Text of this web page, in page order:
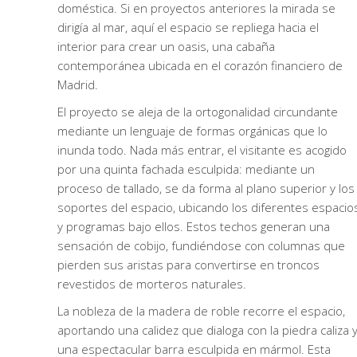
doméstica. Si en proyectos anteriores la mirada se
dirigía al mar, aquí el espacio se repliega hacia el
interior para crear un oasis, una cabaña
contemporánea ubicada en el corazón financiero de
Madrid.
El proyecto se aleja de la ortogonalidad circundante
mediante un lenguaje de formas orgánicas que lo
inunda todo. Nada más entrar, el visitante es acogido
por una quinta fachada esculpida: mediante un
proceso de tallado, se da forma al plano superior y los
soportes del espacio, ubicando los diferentes
y programas bajo ellos. Estos techos generan una
sensación de cobijo, fundiéndose con columnas que
pierden sus aristas para convertirse en troncos
revestidos de morteros naturales.
La nobleza de la madera de roble recorre el espacio,
aportando una calidez que dialoga con la piedra caliza y
una espectacular barra esculpida en mármol. Esta